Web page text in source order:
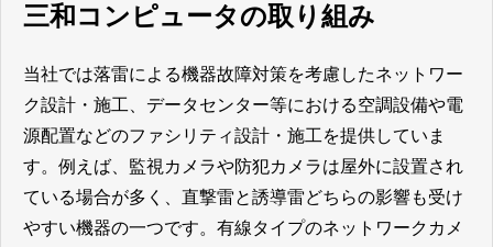
三和コンピュータの取り組み
当社では落雷による機器故障対策を考慮したネットワー
ク設計・施工、データセンター等における空調設備や電
源配置などのファシリティ設計・施工を提供していま
す。例えば、監視カメラや防犯カメラは屋外に設置され
ている場合が多く、直撃雷と誘導雷どちらの影響も受け
やすい機器の一つです。有線タイプのネットワークカメ